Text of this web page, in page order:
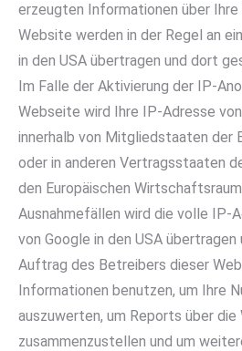
erzeugten Informationen über
Website werden in der Regel an
in den USA übertragen und dort
Im Falle der Aktivierung der IP-
Webseite wird Ihre IP-Adresse
innerhalb von Mitgliedstaaten der
oder in anderen Vertragsstaaten
den Europäischen
Ausnahmefällen wird die volle IP-
von Google in den USA
Auftrag des Betreibers dieser
Informationen benutzen, um Ihre
auszuwerten, um Reports über
zusammenzustellen und um